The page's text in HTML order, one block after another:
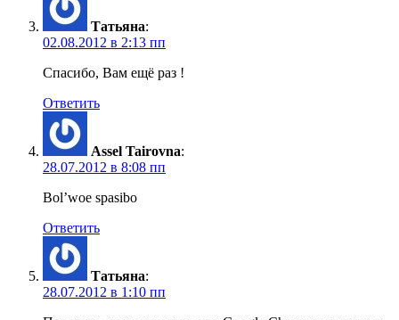
Татьяна:
02.08.2012 в 2:13 пп
Спасибо, Вам ещё раз !
Ответить
Assel Tairovna:
28.07.2012 в 8:08 пп
Bol’woe spasibo
Ответить
Татьяна:
28.07.2012 в 1:10 пп